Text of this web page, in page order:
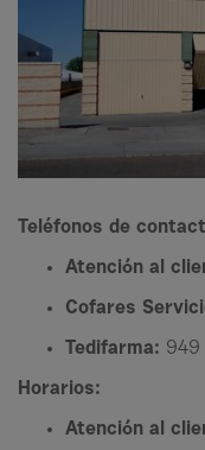
Teléfonos de
Atención al
Cofares
Tedifarma: 949
Horarios:
Atención al